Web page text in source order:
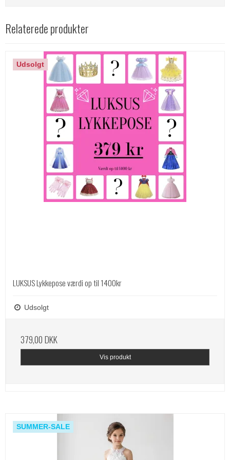
Relaterede produkter
Udsolgt
LUKSUS Lykkepose værdi op til 1400kr
Udsolgt
379,00 DKK
Vis produkt
SUMMER-SALE